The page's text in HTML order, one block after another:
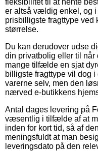
er altså vældig enkel, og
prisbilligste fragttype ved
størrelse.
Du kan derudover udse
din privatbolig eller til når
mange tilfælde en sjat
billigste fragttype vil dog
varerne selv, men den
nærved e-butikkens
Antal dages levering på
væsentlig i tilfælde af at
inden for kort tid, så af
meningsfuldt at man
leveringsdato på den